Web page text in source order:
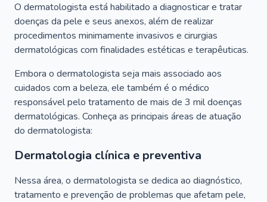
O dermatologista está habilitado a diagnosticar e tratar
doenças da pele e seus anexos, além de realizar
procedimentos minimamente invasivos e cirurgias
dermatológicas com finalidades estéticas e terapêuticas.
Embora o dermatologista seja mais associado aos
cuidados com a beleza, ele também é o médico
responsável pelo tratamento de mais de 3 mil doenças
dermatológicas. Conheça as principais áreas de atuação
do dermatologista:
Dermatologia clínica e preventiva
Nessa área, o dermatologista se dedica ao diagnóstico,
tratamento e prevenção de problemas que afetam pele,